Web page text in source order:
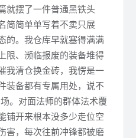
就摆了一件普通黑铁头
简简单单写着不卖只展
的。我仓库早就塞得满满
限、濒临报废的装备堆得
我清仓换金砖，我愣是一
装备都有专属用处，说不
。对面法师的群体法术覆
铺开来根本没多少走位空
害，每次往前冲锋都被磨